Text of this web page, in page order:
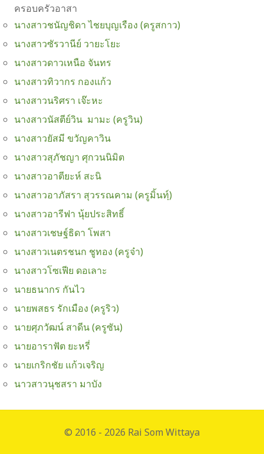
ครอบครัวอาสา
นางสาวชนัญชิดา ไชยบุญเรือง (ครูสกาว)
นางสาวซัรวานีย์ วายะโยะ
นางสาวดาวเหนือ จันทร
นางสาวทิวากร กองแก้ว
นางสาวนริศรา เจ๊ะหะ
นางสาวนัสตีย์วิน มามะ (ครูวิน)
นางสาวยัสมี ขวัญคาวิน
นางสาวสุภัชญา ศุกวนนิมิต
นางสาวอาตียะห์ สะนิ
นางสาวอาภัสรา สุวรรณคาม (ครูมิ้นทฺ์)
นางสาวอารีฟา นุ้ยประสิทธิ์
นางสาวเชษฐ์ธิดา โพสา
นางสาวเนตรชนก ชูทอง (ครูจ๋า)
นางสาวโซเฟีย ดอเลาะ
นายธนากร กันไว
นายพสธร รักเมือง (ครูริว)
นายศุภวัฒน์ สาดีน (ครูซัน)
นายอาราฟัต ยะหรี่
นายเกริกชัย แก้วเจริญ
นาวสาวนุชสรา มาบัง
© 2016 - 2026 Rai Som Wittaya